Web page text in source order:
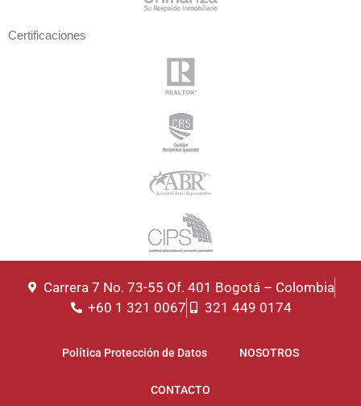
Certificaciones
Carrera 7 No. 73-55 Of. 401 Bogotá – Colombia
+60 1 321 0067
321 449 0174
Política Protección de Datos NOSOTROS
CONTACTO